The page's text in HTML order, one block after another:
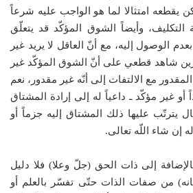
يقطعه امتثالا لما هو الواجب عليه شرعاً
وأيضاً الشوق المؤكّد قد يتعلّق
الوصول إليه، مع أنّ العاقل لا يريد غير
شاهد قطعي على أنّ الشوق المؤكّد غير
المقدور مع الالتفات إلى أنّه غير مقدور، نعم
أو غير مؤكّد ـ داعياً له إلى إرادة المشتاق
يترتّب عليها ذلك المشتاق إليه جزماً أو
إن شاء اللّه تعالى.
بالإضافة إلى ذات الحق (جلّ وعلا) فلا دليل
من صفات الذات حتّى تفسّر بالعلم أو